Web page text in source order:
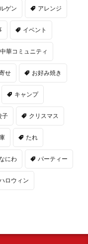
ゲン アレンジ
イベント
華コミュニティ
せ お好み焼き
キャンプ
子 クリスマス
たれ
にわ パーティー
ロウィン